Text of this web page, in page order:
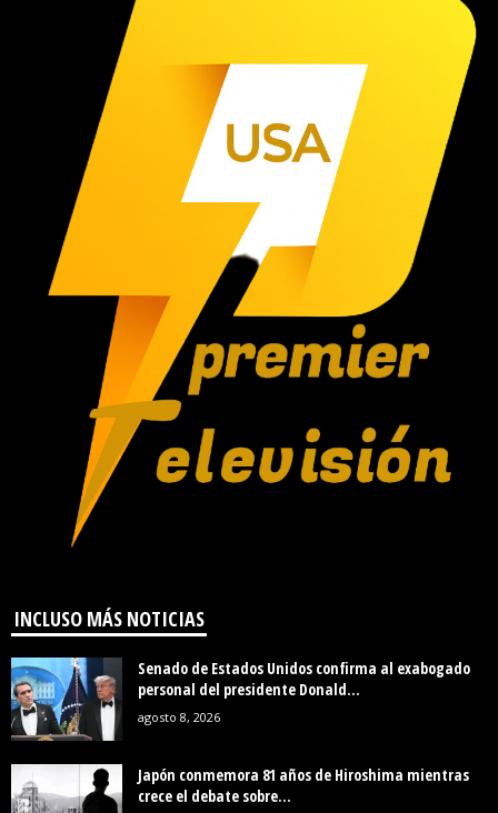
INCLUSO MÁS NOTICIAS
Senado de Estados Unidos confirma al exabogado
personal del presidente Donald...
agosto 8, 2026
Japón conmemora 81 años de Hiroshima mientras
crece el debate sobre...